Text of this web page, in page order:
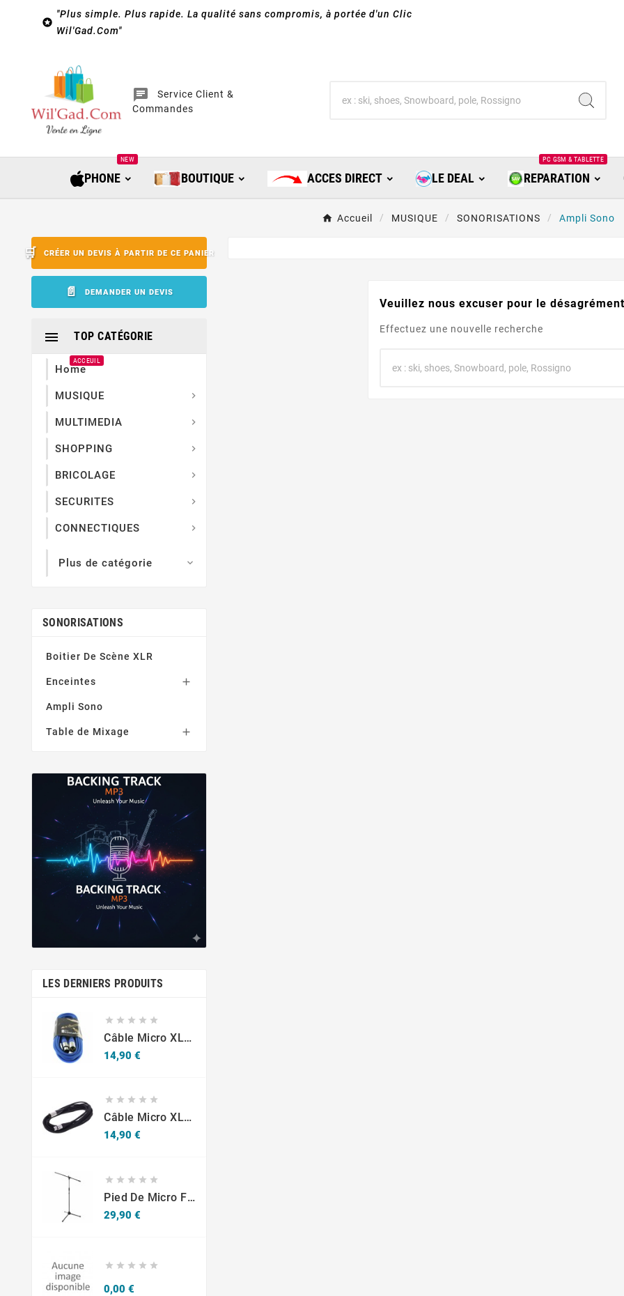

"Plus simple. Plus rapide. La qualité sans compromis, à portée d'un Clic
Wil'Gad.Com"
chat
Service Client &
Commandes
PHONE
NEW
BOUTIQUE ACCES DIRECT LE DEAL REPARATION
PC GSM & TABLETTE
Accueil MUSIQUE SONORISATIONS Ampli Sono
CRÉER UN DEVIS À PARTIR DE CE PANIER
DEMANDER UN DEVIS
TOP CATÉGORIE

Home
ACCEUIL
MUSIQUE 
MULTIMEDIA 
SHOPPING 
BRICOLAGE 
SECURITES 
CONNECTIQUES 
Plus de catégorie 
SONORISATIONS
Boitier De Scène XLR
Enceintes 
Ampli Sono
Table de Mixage 
LES DERNIERS PRODUITS
    
Câble Micro XLR M/F 6m Bleu The Sssnake SM6BL
14,90 €
    
Câble Micro XLR M/F 6m Noir The Sssnake SM6BK
14,90 €
    
Pied De Micro Fun Generation
29,90 €
    
0,00 €
Veuillez nous excuser pour le
Effectuez une nouvelle recherche